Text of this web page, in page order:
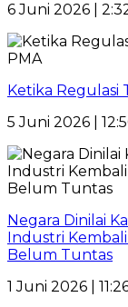
6 Juni 2026 |
Ketika Regulasi
5 Juni 2026 |
Negara Dinilai
Industri
Belum Tuntas
1 Juni 2026 |